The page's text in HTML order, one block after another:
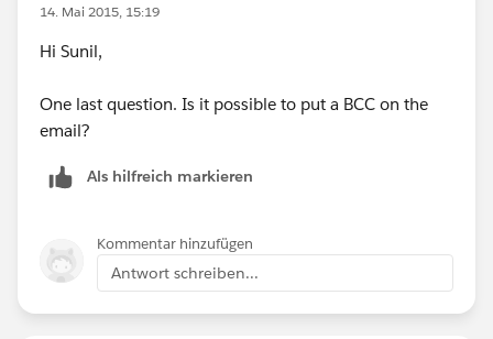
14. Mai 2015, 15:19
Hi Sunil,
One last question. Is it possible to put a BCC on the
email?
Als hilfreich markieren
Kommentar hinzufügen
Antwort schreiben...